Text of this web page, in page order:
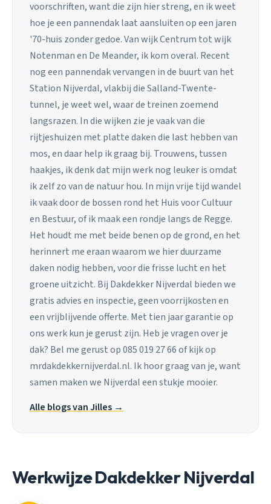
voorschriften, want die zijn hier streng, en ik weet
hoe je een pannendak laat aansluiten op een jaren
'70-huis zonder gedoe. Van wijk Centrum tot wijk
Notenman en De Meander, ik kom overal. Recent
nog een pannendak vervangen in de buurt van het
Station Nijverdal, vlakbij die Salland-Twente-
tunnel, je weet wel, waar de treinen zoemend
langsrazen. In die wijken zie je vaak van die
rijtjeshuizen met platte daken die last hebben van
mos, en daar help ik graag bij. Trouwens, tussen
haakjes, ik denk dat mijn werk nog leuker is omdat
ik zelf zo van de natuur hou. In mijn vrije tijd wandel
ik vaak door de bossen rond het Huis voor Cultuur
en Bestuur, of ik maak een rondje langs de Regge.
Het houdt me met beide benen op de grond, en het
herinnert me eraan waarom we hier duurzame
daken nodig hebben, voor die frisse lucht en het
groene uitzicht. Bij Dakdekker Nijverdal bieden we
gratis advies en inspectie, geen voorrijkosten en
een vrijblijvende offerte. Met tien jaar garantie op
ons werk kun je gerust zijn. Heb je vragen over je
dak? Bel me gerust op 085 019 27 66 of kijk op
mrdakdekkernijverdal.nl. Ik hoor graag van je, want
samen maken we Nijverdal een stukje mooier.
Alle blogs van Jilles →
Werkwijze Dakdekker Nijverdal